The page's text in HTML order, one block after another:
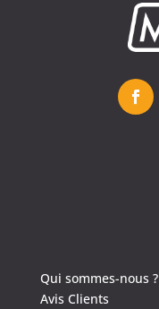
Qui sommes-nous ?
Avis Clients